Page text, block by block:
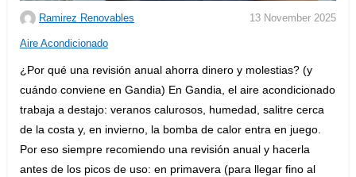
Ramirez Renovables 13 November 2025
C
Aire Acondicionado
¿Por qué una revisión anual ahorra dinero y molestias? (y
cuándo conviene en Gandia) En Gandia, el aire acondicionado
trabaja a destajo: veranos calurosos, humedad, salitre cerca
de la costa y, en invierno, la bomba de calor entra en juego.
Por eso siempre recomiendo una revisión anual y hacerla
antes de los picos de uso: en primavera (para llegar fino al